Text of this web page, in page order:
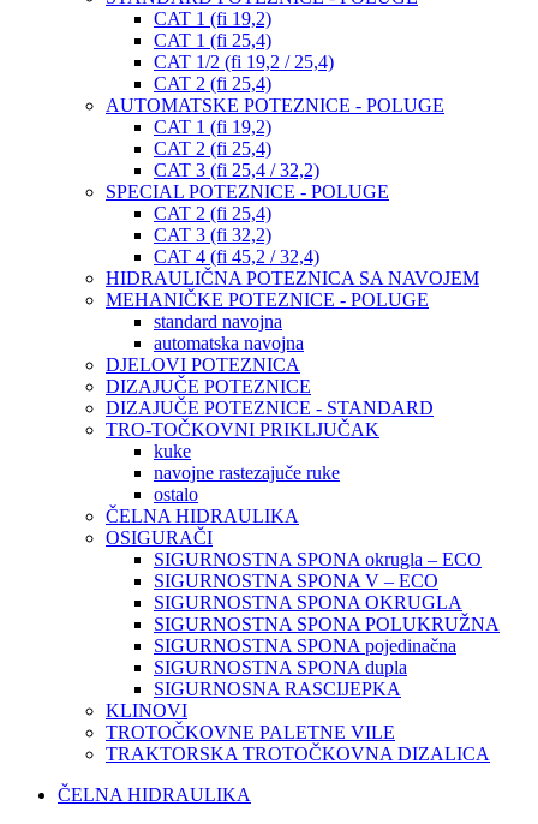
CAT 1 (fi 19,2)
CAT 1 (fi 25,4)
CAT 1/2 (fi 19,2 / 25,4)
CAT 2 (fi 25,4)
AUTOMATSKE POTEZNICE - POLUGE
CAT 1 (fi 19,2)
CAT 2 (fi 25,4)
CAT 3 (fi 25,4 / 32,2)
SPECIAL POTEZNICE - POLUGE
CAT 2 (fi 25,4)
CAT 3 (fi 32,2)
CAT 4 (fi 45,2 / 32,4)
HIDRAULIČNA POTEZNICA SA NAVOJEM
MEHANIČKE POTEZNICE - POLUGE
standard navojna
automatska navojna
DJELOVI POTEZNICA
DIZAJUČE POTEZNICE
DIZAJUČE POTEZNICE - STANDARD
TRO-TOČKOVNI PRIKLJUČAK
kuke
navojne rastezajuče ruke
ostalo
ČELNA HIDRAULIKA
OSIGURAČI
SIGURNOSTNA SPONA okrugla – ECO
SIGURNOSTNA SPONA V – ECO
SIGURNOSTNA SPONA OKRUGLA
SIGURNOSTNA SPONA POLUKRUŽNA
SIGURNOSTNA SPONA pojedinačna
SIGURNOSTNA SPONA dupla
SIGURNOSNA RASCIJEPKA
KLINOVI
TROTOČKOVNE PALETNE VILE
TRAKTORSKA TROTOČKOVNA DIZALICA
ČELNA HIDRAULIKA